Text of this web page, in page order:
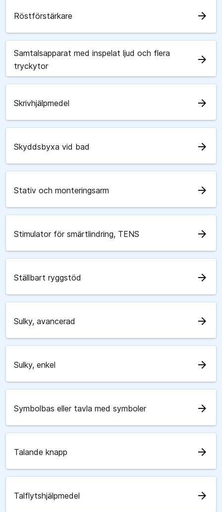
Röstförstärkare arrow_forward
Samtalsapparat med inspelat ljud och flera
tryckytor
arrow_forward
Skrivhjälpmedel arrow_forward
Skyddsbyxa vid bad arrow_forward
Stativ och monteringsarm arrow_forward
Stimulator för smärtlindring, TENS arrow_forward
Ställbart ryggstöd arrow_forward
Sulky, avancerad arrow_forward
Sulky, enkel arrow_forward
Symbolbas eller tavla med symboler arrow_forward
Talande knapp arrow_forward
Talflytshjälpmedel arrow_forward